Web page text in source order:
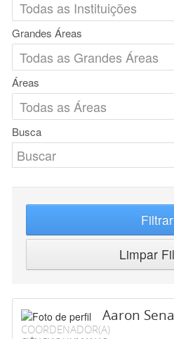
Grandes Áreas
Áreas
Busca
Filtrar
Limpar
Aaron
COORDENADOR(A)